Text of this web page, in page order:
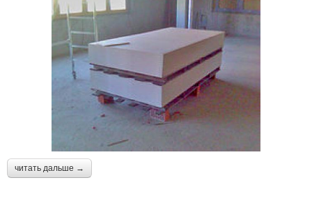
читать дальше →